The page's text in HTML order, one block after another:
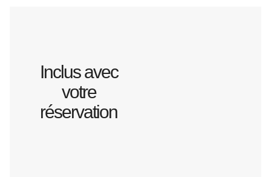
Inclus avec
votre
réservation